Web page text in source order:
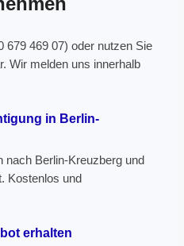
679 469 07) oder nutzen Sie
Wir melden uns innerhalb
in Berlin-
nach Berlin-Kreuzberg und
Kostenlos und
erhalten